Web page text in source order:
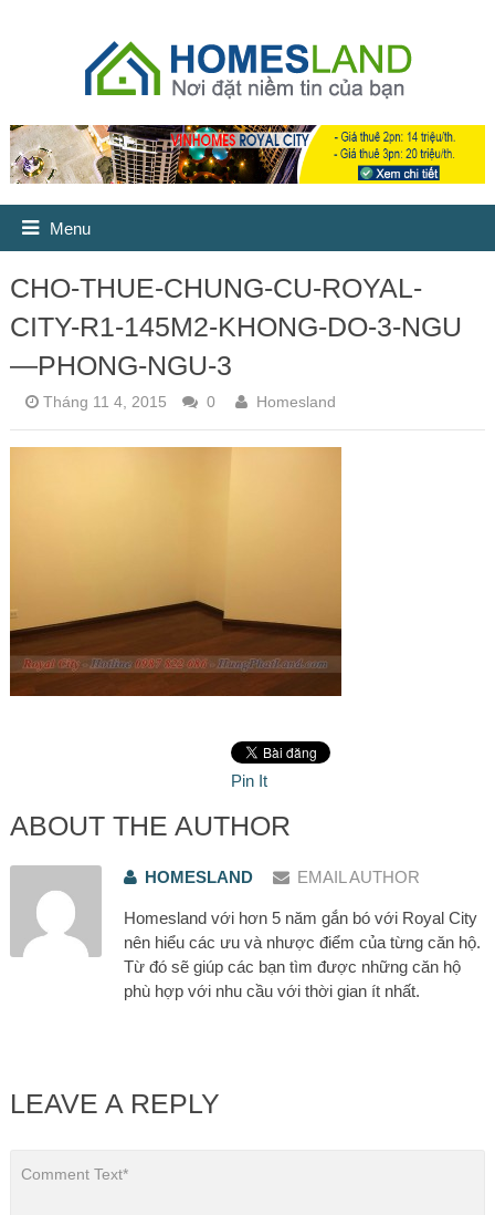
Menu
CHO-THUE-CHUNG-CU-ROYAL-
CITY-R1-145M2-KHONG-DO-3-NGU
—PHONG-NGU-3
Tháng 11 4, 2015 0 Homesland
Pin It
ABOUT THE AUTHOR
HOMESLAND EMAIL AUTHOR
Homesland với hơn 5 năm gắn bó với Royal City
nên hiểu các ưu và nhược điểm của từng căn hộ.
Từ đó sẽ giúp các bạn tìm được những căn hộ
phù hợp với nhu cầu với thời gian ít nhất.
LEAVE A REPLY